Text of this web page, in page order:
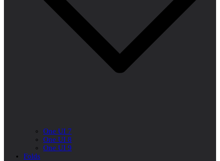
One UI 7
One UI 8
One UI 9
Folds